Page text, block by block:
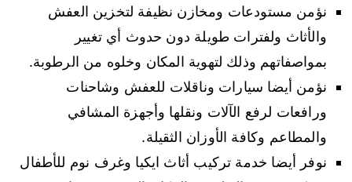
نؤمن مستودعات ومخازن نظيفة لتخزين العفش
والأثاث ولفترات طويلة دون حدوث أي تغيير
بمواصفاتهم وذلك لتهوية المكان وخلوه من الرطوبة.
نؤمن أيضا سيارات وناقلات للعفش وشاحنات
ورافعات لرفع الآلات ونقلها وأجهزة المشافي
والمطاعم وكافة الأوزان الثقيلة.
نوفر أيضا خدمة تركيب أثاث ايكيا وغرف نوم للأطفال